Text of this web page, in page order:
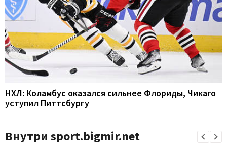
НХЛ: Коламбус оказался сильнее Флориды, Чикаго
уступил Питтсбургу
Внутри sport.bigmir.net